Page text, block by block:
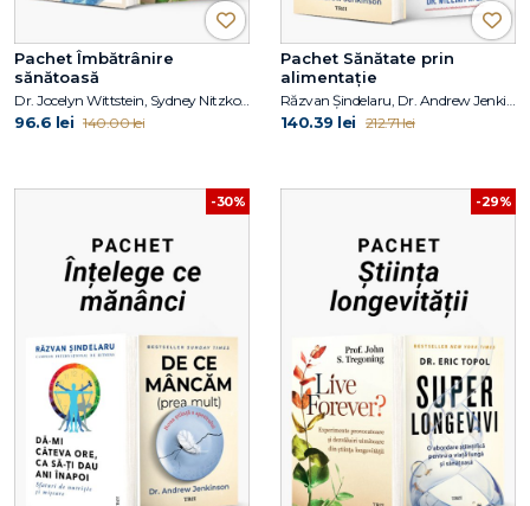
Pachet Îmbătrânire
sănătoasă
Dr. Jocelyn Wittstein, Sydney Nitzkorski, Prof. John S. Tregoning
96.6 lei 140.00 lei
Pachet Sănătate prin
alimentație
Răzvan Șindelaru, Dr. Andrew Jenkinson, Dr. William W. Li
140.39 lei 212.71 lei
-30% -29%